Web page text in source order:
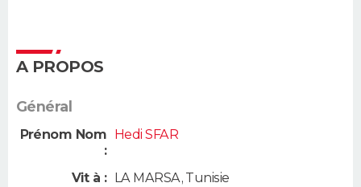
A PROPOS
Général
Prénom Nom
:
Hedi SFAR
Vit à : LA MARSA, Tunisie